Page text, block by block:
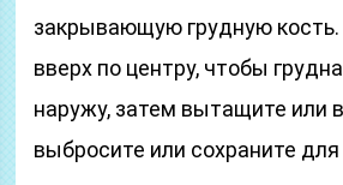
закрывающую грудную кость.
вверх по центру, чтобы
наружу, затем вытащите или
выбросите или сохраните для